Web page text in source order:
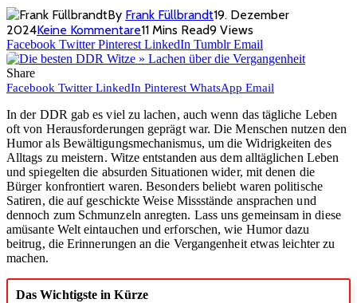
By Frank Füllbrandt19. Dezember
2024Keine Kommentare11 Mins Read9 Views
Facebook Twitter Pinterest LinkedIn Tumblr Email
Share
Facebook Twitter LinkedIn Pinterest WhatsApp Email
In der DDR gab es viel zu lachen, auch wenn das tägliche Leben
oft von Herausforderungen geprägt war. Die Menschen nutzen den
Humor als Bewältigungsmechanismus, um die Widrigkeiten des
Alltags zu meistern. Witze entstanden aus dem alltäglichen Leben
und spiegelten die absurden Situationen wider, mit denen die
Bürger konfrontiert waren. Besonders beliebt waren politische
Satiren, die auf geschickte Weise Missstände ansprachen und
dennoch zum Schmunzeln anregten. Lass uns gemeinsam in diese
amüsante Welt eintauchen und erforschen, wie Humor dazu
beitrug, die Erinnerungen an die Vergangenheit etwas leichter zu
machen.
Das Wichtigste in Kürze